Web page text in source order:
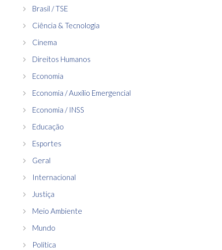
Brasil / TSE
Ciência & Tecnologia
Cinema
Direitos Humanos
Economia
Economia / Auxílio Emergencial
Economia / INSS
Educação
Esportes
Geral
Internacional
Justiça
Meio Ambiente
Mundo
Política